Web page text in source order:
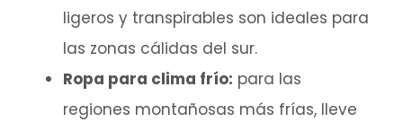
ligeros y transpirables son ideales para
las zonas cálidas del sur.
Ropa para clima frío: para las
regiones montañosas más frías, lleve